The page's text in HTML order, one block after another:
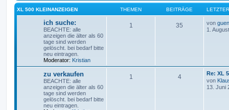
XL 500 KLEINANZEIGEN THEMEN BEITRÄGE
ich suche:
BEACHTE: alle
anzeigen die älter als 60
tage sind werden
gelöscht. bei bedarf bitte
neu eintragen.
Moderator: Kristian
1 35 von
1.
zu verkaufen
BEACHTE: alle
anzeigen die älter als 60
tage sind werden
gelöscht. bei bedarf bitte
neu eintragen.
1 4
Re: XL
von
13. Juni